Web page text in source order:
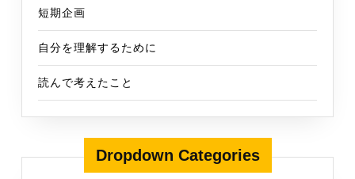
短期企画
自分を理解するために
読んで考えたこと
Dropdown Categories